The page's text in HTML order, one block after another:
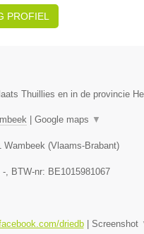
PROFIEL
Thuillies en in de provincie
| Google maps ▼
Wambeek(Vlaams-Brabant)
-, BTW-nr: BE1015981067
driedb| Screenshot